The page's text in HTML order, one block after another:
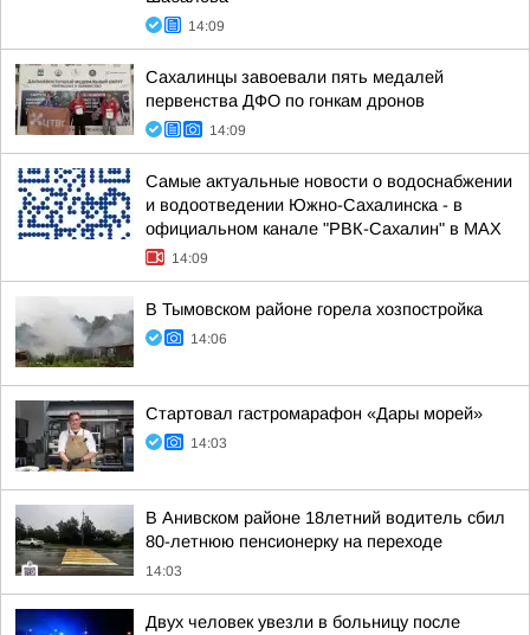
14:09
Сахалинцы завоевали пять медалей
первенства ДФО по гонкам дронов
14:09
Самые актуальные новости о водоснабжении
и водоотведении Южно-Сахалинска - в
официальном канале "РВК-Сахалин" в MAX
14:09
В Тымовском районе горела хозпостройка
14:06
Стартовал гастромарафон «Дары морей»
14:03
В Анивском районе 18летний водитель сбил
80-летнюю пенсионерку на переходе
14:03
Двух человек увезли в больницу после